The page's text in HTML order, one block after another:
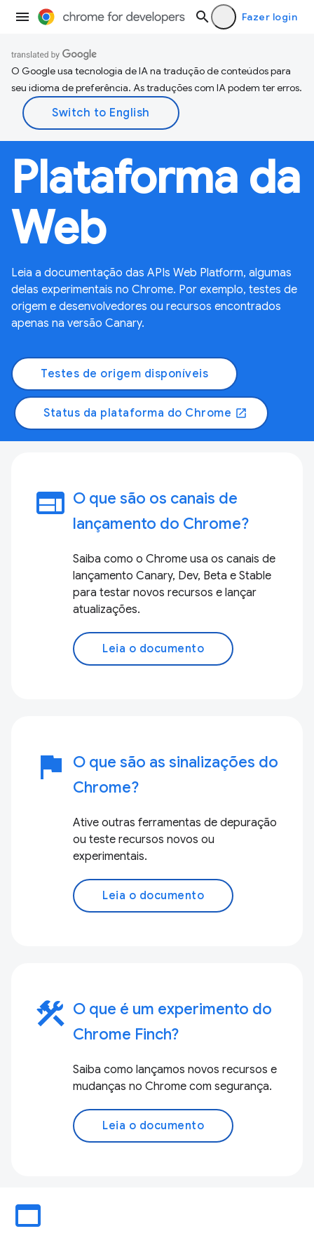
Fazer login
O Google usa tecnologia de IA na tradução de conteúdos para
seu idioma de preferência. As traduções com IA podem ter erros.
Plataforma da
Web
Leia a documentação das APIs Web Platform, algumas
delas experimentais no Chrome. Por exemplo, testes de
origem e desenvolvedores ou recursos encontrados
apenas na versão Canary.
Testes de origem disponíveis
Status da plataforma do Chrome open_in_new
web O que são os canais de
lançamento do Chrome?
Saiba como o Chrome usa os canais de
lançamento Canary, Dev, Beta e Stable
para testar novos recursos e lançar
atualizações.
Leia o documento
flag
O que são as sinalizações do
Chrome?
Ative outras ferramentas de depuração
ou teste recursos novos ou
experimentais.
Leia o documento
construction O que é um experimento do
Chrome Finch?
Saiba como lançamos novos recursos e
mudanças no Chrome com segurança.
Leia o documento
web_asset